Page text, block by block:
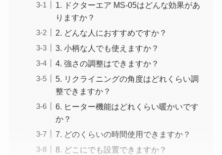
1. ドクターエア MS-05はどんな効果があ
りますか？
2. どんな人におすすめですか？
3. 小柄な人でも使えますか？
4. 強さの調整はできますか？
5. リクライニングの角度はどれくらい調
整できますか？
6. ヒーター機能はどれくらい暖かいです
か？
7. どのくらいの時間使用できますか？
8. どこにでも設置できますか？